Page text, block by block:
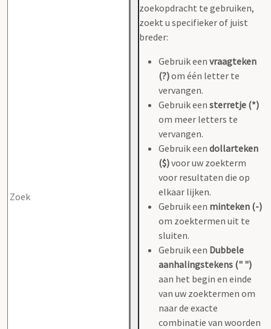
zoekopdracht te gebruiken,
zoekt u specifieker of juist
breder:
Gebruik een vraagteken
(?)om één letter te
vervangen.
Gebruik een sterretje (*)
om meer letters te
vervangen.
Gebruik een dollarteken
($)voor uw zoekterm
voor resultaten die op
elkaar lijken.
Gebruik een minteken (-)
om zoektermen uit te
sluiten.
Gebruik een Dubbele
aanhalingstekens (" ")
aan het begin en einde
van uw zoektermen om
naar de exacte
combinatie van woorden